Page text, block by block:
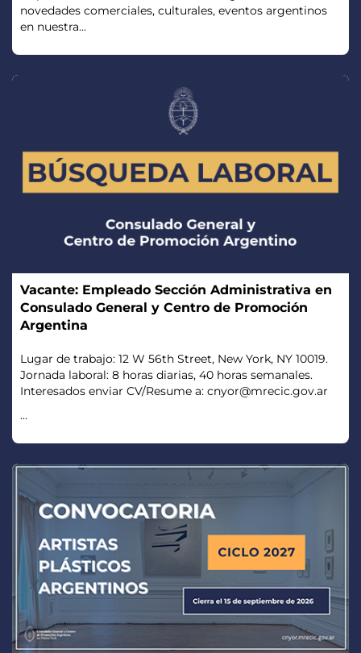
novedades comerciales, culturales, eventos argentinos
en nuestra...
Vacante: Empleado Sección Administrativa en
Consulado General y Centro de Promoción
Argentina
Lugar de trabajo: 12 W 56th Street, New York, NY 10019.
Jornada laboral: 8 horas diarias, 40 horas semanales.
Interesados enviar CV/Resume a: cnyor@mrecic.gov.ar
...